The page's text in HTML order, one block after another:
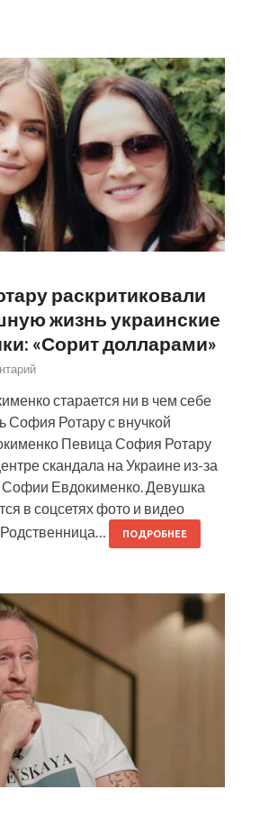
раскритиковали
жизнь украинские
«Сорит долларами»
старается ни в чем себе
София Ротару с внучкой
Певица София Ротару
скандала на Украине из-за
Софии Евдокименко. Девушка
в соцсетях фото и видео
ПОДРОБНЕЕ